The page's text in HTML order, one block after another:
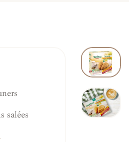
salées